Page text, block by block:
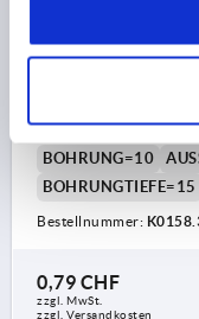
KUGELKNOPF
BOHRUNG=10
BOHRUNGTIEFE=15
Bestellnummer:
0,79 CHF
zzgl. MwSt.
zzgl. Versandkosten